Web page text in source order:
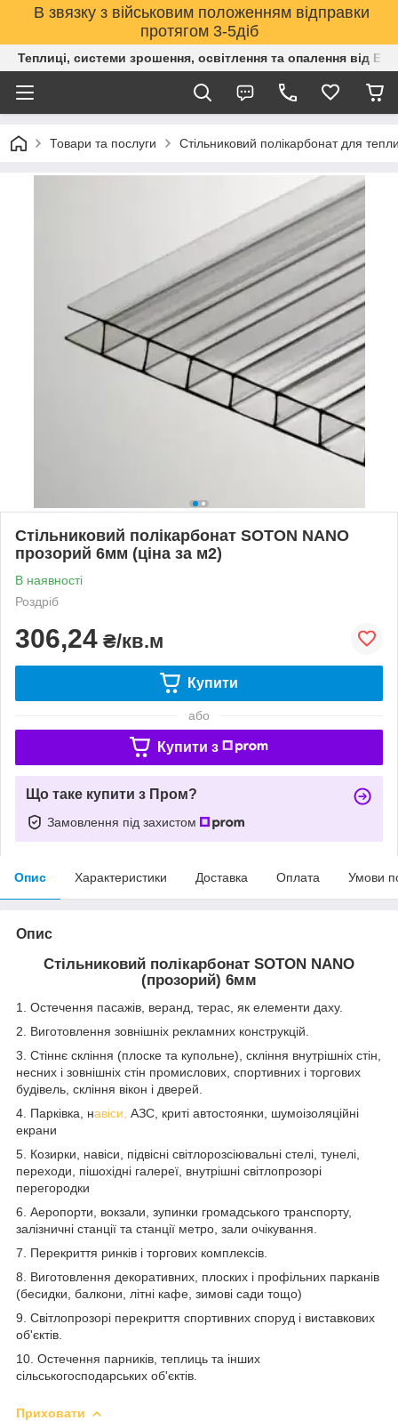
В звязку з військовим положенням відправки
протягом 3-5діб
Теплиці, системи зрошення, освітлення та опалення від
Товари та послуги Стільниковий полікарбонат для
Стільниковий полікарбонат SOTON NANO
прозорий 6мм (ціна за м2)
В наявності
Роздріб
306,24 ₴/кв.м
Купити
або
Купити з
Що таке купити з Пром?
Замовлення під захистом
Опис Характеристики Доставка Оплата Умови
Опис
Стільниковий полікарбонат SOTON NANO
(прозорий) 6мм
1. Остечення пасажів, веранд, терас, як елементи даху.
2. Виготовлення зовнішніх рекламних конструкцій.
3. Стіннє скління (плоске та купольне), скління внутрішніх стін,
несних і зовнішніх стін промислових, спортивних і торгових
будівель, скління вікон і дверей.
4. Парківка, навіси, АЗС, криті автостоянки, шумоізоляційні
екрани
5. Козирки, навіси, підвісні світлорозсіювальні стелі, тунелі,
переходи, пішохідні галереї, внутрішні світлопрозорі
перегородки
6. Аеропорти, вокзали, зупинки громадського транспорту,
залізничні станції та станції метро, зали очікування.
7. Перекриття ринків і торгових комплексів.
8. Виготовлення декоративних, плоских і профільних парканів
(бесидки, балкони, літні кафе, зимові сади тощо)
9. Світлопрозорі перекриття спортивних споруд і виставкових
об'єктів.
10. Остечення парників, теплиць та інших
сільськогосподарських об'єктів.
Приховати